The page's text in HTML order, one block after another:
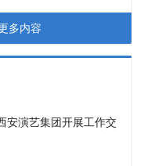
多内容
安演艺集团开展工作交